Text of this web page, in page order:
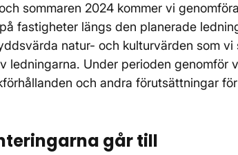
sommaren 2024 kommer vi
fastigheter längs den planerade
natur- och kulturvärden som
ledningarna. Under perioden genomför
och andra förutsättningar
går till